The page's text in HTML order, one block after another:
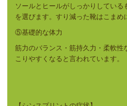
ソールとヒールがしっかりしている
を選びます。すり減った靴はこまめ
⑤基礎的な体力
筋力のバランス・筋持久力・柔軟性
こりやすくなると言われています。